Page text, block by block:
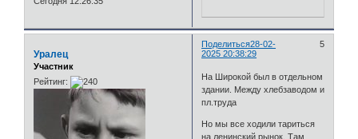
Поделиться 5
28-02-
2025 20:38:29
Уралец
Участник
Рейтинг:
На Широкой был в отдельном
здании. Между хлебзаводом и
пл.труда
Но мы все ходили тариться
на ленинский рынок. Там